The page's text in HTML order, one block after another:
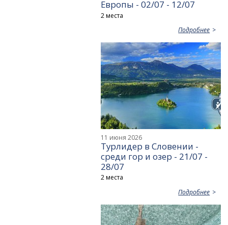
Европы - 02/07 - 12/07
2 места
Подробнее
11 июня 2026
Турлидер в Словении -
среди гор и озер - 21/07 -
28/07
2 места
Подробнее